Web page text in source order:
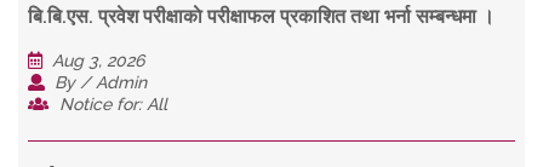
बि.बि.एस. प्रवेश परीक्षाकाे परीक्षाफल प्रकाशित तथा भर्ना सम्बन्धमा ।
Aug 3, 2026
By / Admin
Notice for: All